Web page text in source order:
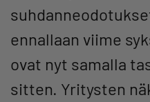
ennallaan viime
ovat nyt samalla
sitten. Yritysten